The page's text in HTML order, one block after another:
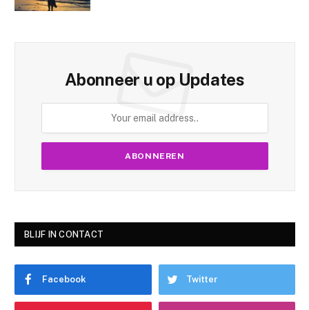
Abonneer u op Updates
BLIJF IN CONTACT
Facebook Twitter